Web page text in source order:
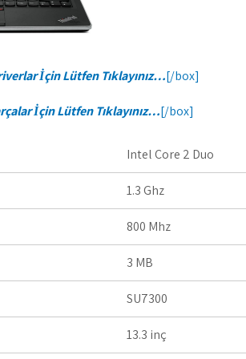
İçin Lütfen Tıklayınız…[/box]
İçin Lütfen Tıklayınız…[/box]
Intel Core 2 Duo
1.3 Ghz
800 Mhz
3 MB
SU7300
13.3 inç